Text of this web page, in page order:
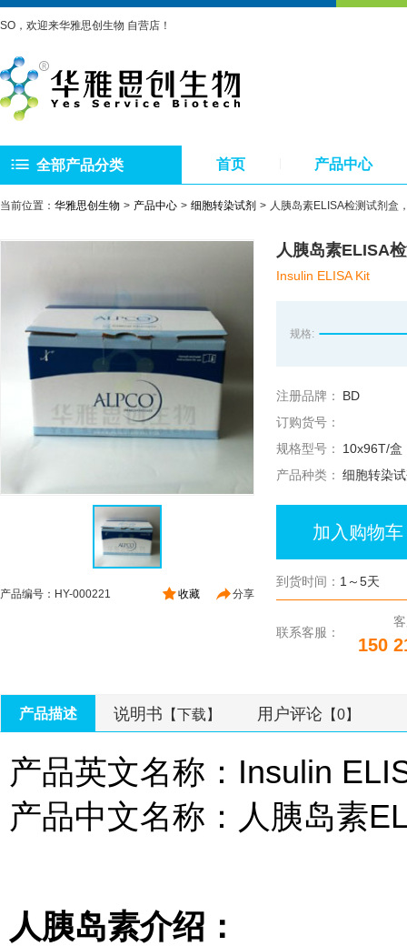
SO，欢迎来华雅思创生物 自营店！
全部产品分类 首页 产品中心
当前位置： 华雅思创生物 产品中心 细胞转染试剂 人胰岛素ELISA检测试剂盒
分享
收藏
产品编号：HY-000221
人胰岛素ELISA
Insulin ELISA Kit
规格:
注册品牌：
BD
订购货号：
规格型号：
10x96T/盒
产品种类： 细胞转染
加入购物车
到货时间： 1～5天
联系客服：
150
产品描述 说明书 【下载】 用户评论 【0】
产品英文名称：Insulin
产品中文名称：人胰岛素
人胰岛素介绍：